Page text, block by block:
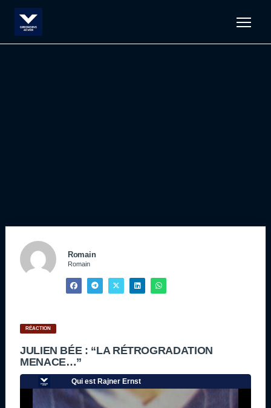
Romain
Romain
RÉACTION
JULIEN BÉE : “LA RÉTROGRADATION
MENACE…”